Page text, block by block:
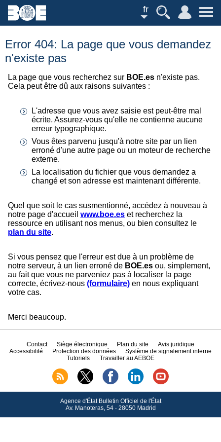
fr
Error 404: La page que vous demandez
n'existe pas
La page que vous recherchez sur BOE.es n'existe pas.
Cela peut être dû aux raisons suivantes :
L'adresse que vous avez saisie est peut-être mal
écrite. Assurez-vous qu'elle ne contienne aucune
erreur typographique.
Vous êtes parvenu jusqu'à notre site par un lien
erroné d'une autre page ou un moteur de recherche
externe.
La localisation du fichier que vous demandez a
changé et son adresse est maintenant différente.
Quel que soit le cas susmentionné, accédez à nouveau à
notre page d'accueil www.boe.es et recherchez la
ressource en utilisant nos menus, ou bien consultez le
plan du site.
Si vous pensez que l'erreur est due à un problème de
notre serveur, à un lien erroné de BOE.es ou, simplement,
au fait que vous ne parveniez pas à localiser la page
correcte, écrivez-nous (formulaire) en nous expliquant
votre cas.
Merci beaucoup.
Contact Siège électronique Plan du site
Avis juridique
Accessibilité
Protection des données
Système de signalement interne
Tutoriels
Travailler au AEBOE
Agence d'État Bulletin Officiel de l'État
Av.Manoteras, 54 - 28050 Madrid